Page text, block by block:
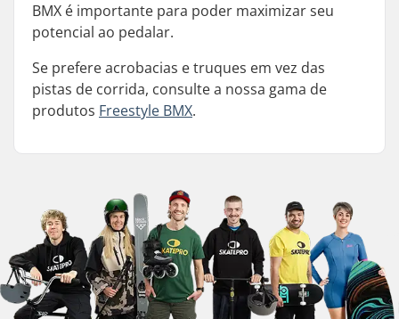
BMX é importante para poder maximizar seu
potencial ao pedalar.
Se prefere acrobacias e truques em vez das
pistas de corrida, consulte a nossa gama de
produtos Freestyle BMX.